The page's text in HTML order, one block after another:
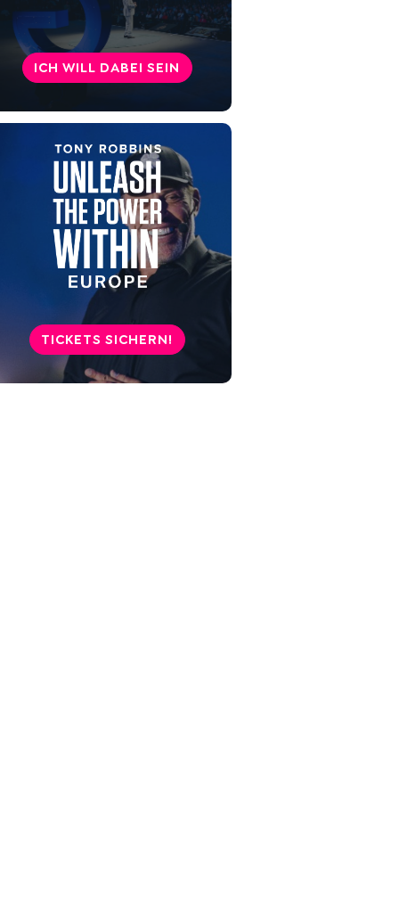
Das Missverständnis, das die
meisten Beziehungen kostet
Kommunikation in Einklang
Wenn die nonverbale
Kommunikation schweigt, was
du nicht aussprichst
Nonverbale Kommunikation
bewusst einsetzen
Verbale und nonverbale
Kommunikation: Was wirklich
ankommt
ICH WILL DABEI SEIN
TICKETS SICHERN!